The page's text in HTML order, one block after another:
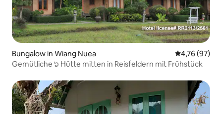
Bungalow in Wiang Nuea
4,76 (97)
Gemütliche ๖ Hütte mitten in Reisfeldern mit Frühstück